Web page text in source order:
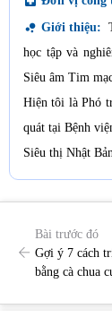
bubble_chart Giới thiệu:
học tập và
Siêu âm Tim
Hiện tôi là Phó
quát tại Bệnh
Siêu thị Nhật
Bài trước đó
Gợi ý 7 cách
bằng cà chua